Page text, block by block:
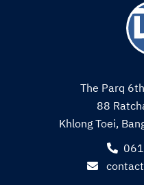
The Parq
88
Khlong Toei,